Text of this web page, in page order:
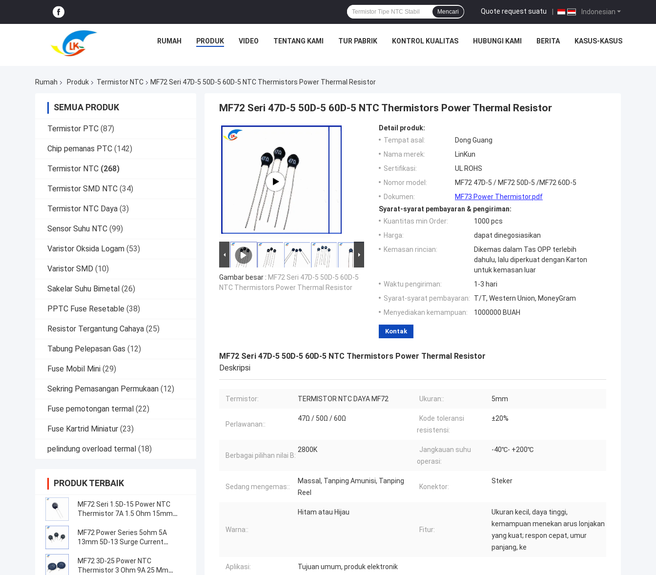
Indonesian
Quote request suatu |
Mencari
RUMAH PRODUK VIDEO TENTANG KAMI TUR PABRIK KONTROL KUALITAS HUBUNGI KAMI BERITA KASUS-KASUS
Rumah Produk Termistor NTC MF72 Seri 47D-5 50D-5 60D-5 NTC Thermistors Power Thermal Resistor
SEMUA PRODUK
Termistor PTC (87)
Chip pemanas PTC (142)
Termistor NTC (268)
Termistor SMD NTC (34)
Termistor NTC Daya (3)
Sensor Suhu NTC (99)
Varistor Oksida Logam (53)
Varistor SMD (10)
Sakelar Suhu Bimetal (26)
PPTC Fuse Resetable (38)
Resistor Tergantung Cahaya (25)
Tabung Pelepasan Gas (12)
Fuse Mobil Mini (29)
Sekring Pemasangan Permukaan (12)
Fuse pemotongan termal (22)
Fuse Kartrid Miniatur (23)
pelindung overload termal (18)
PRODUK TERBAIK
MF72 Seri 1.5D-15 Power NTC
Thermistor 7A 1.5 Ohm 15mm
MF72 Power Series 5ohm 5A
13mm 5D-13 Surge Current
Untuk Peralatan Pasokan Listrik
MF72 3D-25 Power NTC
Thermistor 3 Ohm 9A 25 Mm
MF72 Seri 47D-5 50D-5 60D-5 NTC Thermistors Power Thermal Resistor
Gambar besar : MF72 Seri 47D-5 50D-5 60D-5
NTC Thermistors Power Thermal Resistor
Detail produk:
Tempat asal:
Dong Guang
Nama merek:
LinKun
Sertifikasi:
UL ROHS
Nomor model:
MF72 47D-5 / MF72 50D-5 /MF72 60D-5
Dokumen:
MF73 Power Thermistor.pdf
Syarat-syarat pembayaran & pengiriman:
Kuantitas min Order:
1000 pcs
Harga:
dapat dinegosiasikan
Kemasan rincian:
Dikemas dalam Tas OPP terlebih
dahulu, lalu diperkuat dengan Karton
untuk kemasan luar
Waktu pengiriman:
1-3 hari
Syarat-syarat pembayaran:
T/T, Western Union, MoneyGram
Menyediakan kemampuan:
1000000 BUAH
Kontak
MF72 Seri 47D-5 50D-5 60D-5 NTC Thermistors Power Thermal Resistor
Deskripsi
Termistor: TERMISTOR NTC DAYA MF72 Ukuran:: 5mm
Perlawanan::
47Ω / 50Ω / 60Ω
Kode toleransi
resistensi:
±20%
Berbagai pilihan nilai B:
2800K
Jangkauan suhu
operasi:
-40℃- +200℃
Sedang mengemas::
Massal, Tanping Amunisi, Tanping
Reel
Konektor:
Steker
Warna::
Hitam atau Hijau
Fitur:
Ukuran kecil, daya tinggi,
kemampuan menekan arus lonjakan
yang kuat; respon cepat, umur
panjang, ke
Aplikasi: Tujuan umum, produk elektronik